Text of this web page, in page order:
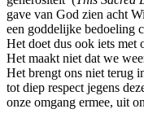
gave van God zien acht
een goddelijke bedoeling
Het doet dus ook iets met
Het maakt niet dat we
Het brengt ons niet terug
tot diep respect jegens
onze omgang ermee, uit